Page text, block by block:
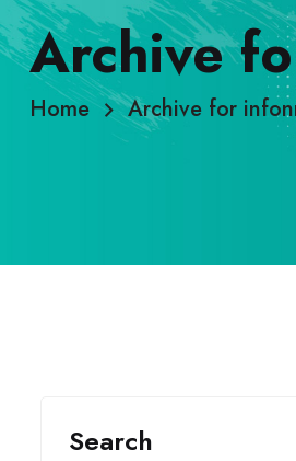
Archive
Home Archive for
Search